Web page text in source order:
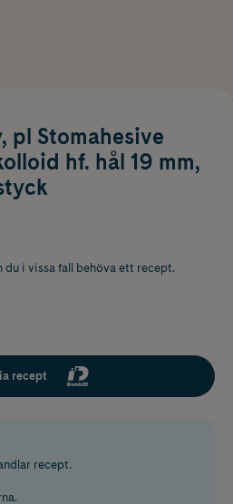
pl Stomahesive
hf. hål 19 mm,
du i vissa fall behöva ett recept.
recept
recept.